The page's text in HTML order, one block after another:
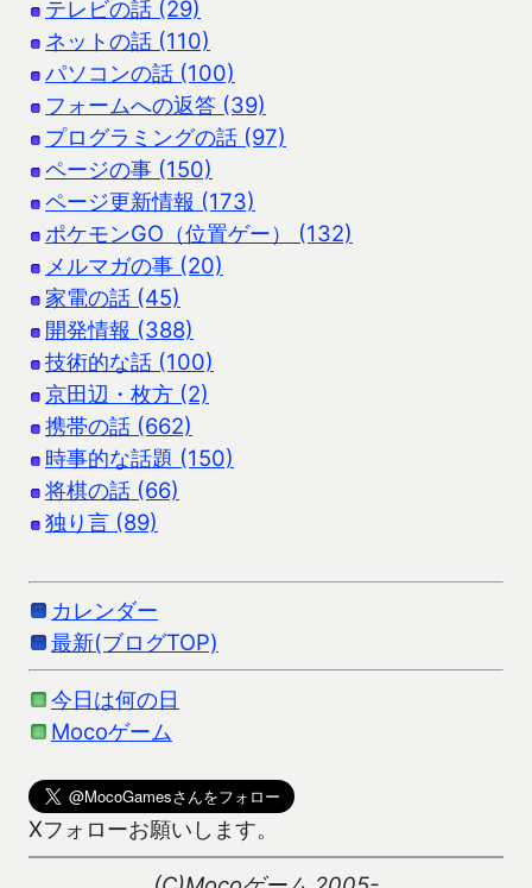
テレビの話 (29)
ネットの話 (110)
パソコンの話 (100)
フォームへの返答 (39)
プログラミングの話 (97)
ページの事 (150)
ページ更新情報 (173)
ポケモンGO（位置ゲー） (132)
メルマガの事 (20)
家電の話 (45)
開発情報 (388)
技術的な話 (100)
京田辺・枚方 (2)
携帯の話 (662)
時事的な話題 (150)
将棋の話 (66)
独り言 (89)
カレンダー
最新(ブログTOP)
今日は何の日
Mocoゲーム
Xフォローお願いします。